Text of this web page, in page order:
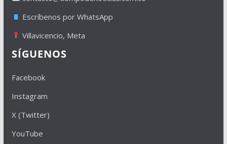
Escríbenos por WhatsApp
Villavicencio, Meta
SÍGUENOS
Facebook
Instagram
X (Twitter)
YouTube